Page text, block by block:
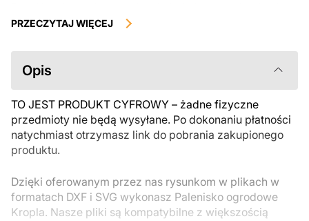
podlegają zwrotowi ani wymianie po ich pobraniu. Zalecamy
przed zakupem. Jeśli masz jakiekolwiek problemy z zamówieniem,
skontaktuj się bezpośrednio ze sprzedawcą.
PRZECZYTAJ WIĘCEJ
Opis
TO JEST PRODUKT CYFROWY – żadne fizyczne
przedmioty nie będą wysyłane. Po dokonaniu płatności
natychmiast otrzymasz link do pobrania zakupionego
produktu.
Dzięki oferowanym przez nas rysunkom w plikach w
formatach DXF i SVG wykonasz Palenisko ogrodowe
Kropla. Nasze pliki są kompatybilne z większością